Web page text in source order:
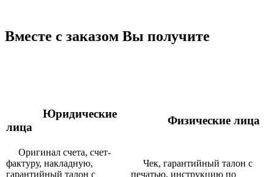
Вместе с заказом Вы получите
Юридические
лица
Физические лица
Оригинал счета, счет-
фактуру, накладную,
гарантийный талон с
Чек, гарантийный талон с
печатью, инструкцию по